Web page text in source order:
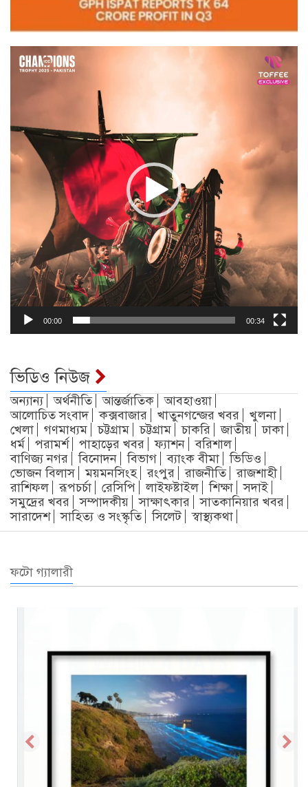
Video
Player
00:00 00:34
ভিডিও নিউজ
অন্যান্য অর্থনীতি আন্তর্জাতিক
আবহাওয়া
আলোচিত সংবাদ
কক্সবাজার খাতুনগন্জের খবর
খুলনা
খেলা
গণমাধ্যম চট্টগ্রাম চট্টগ্রাম চাকরি জাতীয়
ঢাকা
ধর্ম
পরামর্শ পাহাড়ের খবর ফ্যাশন
বরিশাল
বাণিজ্য নগর
বিনোদন বিভাগ ব্যাংক বীমা
ভিডিও
ভোজন বিলাস
ময়মনসিংহ রংপুর রাজনীতি
রাজশাহী
রাশিফল
রূপচর্চা রেসিপি লাইফষ্টাইল শিক্ষা
সদাই
সমুদ্রের খবর
সম্পাদকীয় সাক্ষাৎকার
সাতকানিয়ার খবর
সারাদেশ
সাহিত্য ও সংস্কৃতি সিলেট স্বাস্থ্যকথা
ফটো গ্যালারী